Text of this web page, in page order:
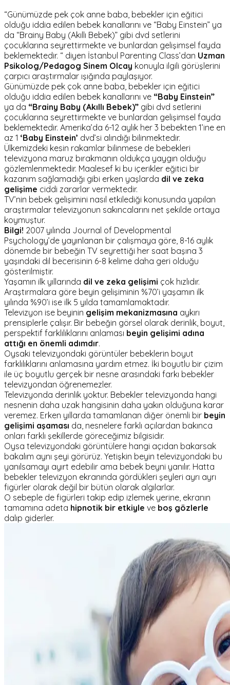
“Günümüzde pek çok anne baba, bebekler için eğitici
olduğu iddia edilen bebek kanallarını ve “Baby Einstein” ya
da “Brainy Baby (Akıllı Bebek)” gibi dvd setlerini
çocuklarına seyrettirmekte ve bunlardan gelişimsel fayda
beklemektedir. “ diyen İstanbul Parenting Class’dan Uzman
Psikolog/Pedagog Sinem Olcay konuyla ilgili görüşlerini
çarpıcı araştırmalar ışığında paylaşıyor.
Günümüzde pek çok anne baba, bebekler için eğitici
olduğu iddia edilen bebek kanallarını ve “Baby Einstein”
ya da “Brainy Baby (Akıllı Bebek)” gibi dvd setlerini
çocuklarına seyrettirmekte ve bunlardan gelişimsel fayda
beklemektedir. Amerika’da 6-12 aylık her 3 bebekten 1’ine en
az 1 ‘Baby Einstein’ dvd’si alındığı bilinmektedir.
Ülkemizdeki kesin rakamlar bilinmese de bebekleri
televizyona maruz bırakmanın oldukça yaygın olduğu
gözlemlenmektedir. Maalesef ki bu içerikler eğitici bir
kazanım sağlamadığı gibi erken yaşlarda dil ve zeka
gelişime ciddi zararlar vermektedir.
TV’nin bebek gelişimini nasıl etkilediği konusunda yapılan
araştırmalar televizyonun sakıncalarını net şekilde ortaya
koymuştur.
Bilgi! 2007 yılında Journal of Developmental
Psychology’de yayınlanan bir çalışmaya göre, 8-16 aylık
dönemde bir bebeğin TV seyrettiği her saat başına 3
yaşındaki dil becerisinin 6-8 kelime daha geri olduğu
gösterilmiştir.
Yaşamın ilk yıllarında dil ve zeka gelişimi çok hızlıdır.
Araştırmalara göre beyin gelişiminin %70’i yaşamın ilk
yılında %90’i ise ilk 5 yılda tamamlamaktadır.
Televizyon ise beyinin gelişim mekanizmasına aykırı
prensiplerle çalışır. Bir bebeğin görsel olarak derinlik, boyut,
perspektif farklılıklarını anlaması beyin gelişimi adına
attığı en önemli adımdır.
Oysaki televizyondaki görüntüler bebeklerin boyut
farklılıklarını anlamasına yardım etmez. İki boyutlu bir çizim
ile üç boyutlu gerçek bir nesne arasındaki farkı bebekler
televizyondan öğrenemezler.
Televizyonda derinlik yoktur. Bebekler televizyonda hangi
nesnenin daha uzak hangisinin daha yakın olduğuna karar
veremez. Erken yıllarda tamamlanan diğer önemli bir beyin
gelişimi aşaması da, nesnelere farklı açılardan bakınca
onları farklı şekillerde göreceğimiz bilgisidir.
Oysa televizyondaki görüntülere hangi açıdan bakarsak
bakalım aynı şeyi görürüz. Yetişkin beyin televizyondaki bu
yanılsamayı ayırt edebilir ama bebek beyni yanılır. Hatta
bebekler televizyon ekranında gördükleri şeyleri ayrı ayrı
figürler olarak değil bir bütün olarak algılarlar.
O sebeple de figürleri takip edip izlemek yerine, ekranın
tamamına adeta hipnotik bir etkiyle ve boş gözlerle
dalıp giderler.